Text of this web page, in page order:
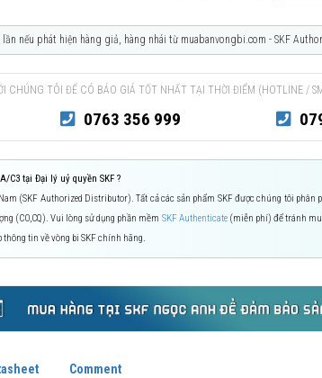
nếu phát hiện hàng giả, hàng nhái từ muabanvongbi.com - SKF
CHÚNG TÔI ĐỂ CÓ BÁO GIÁ TỐT NHẤT TẠI THỜI ĐIỂM (HOTLINE /
0763 356 999
C3 tại Đại lý uỷ quyền SKF ?
(SKF Authorized Distributor). Tất cả các sản phẩm SKF được chúng tôi phân
(CO,CQ). Vui lòng sử dụng phần mềm SKF Authenticate(miễn phí) để tránh
tin về vòng bi SKF chính hãng.
Comment